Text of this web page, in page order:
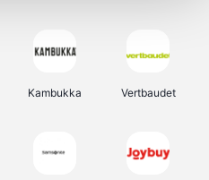
Kambukka Vertbaudet